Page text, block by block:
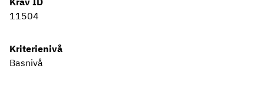
11504
Kriterienivå
Basnivå